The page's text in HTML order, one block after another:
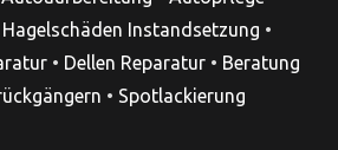
Hagelschäden Instandsetzung •
• Dellen Reparatur• Beratung
• Spotlackierung